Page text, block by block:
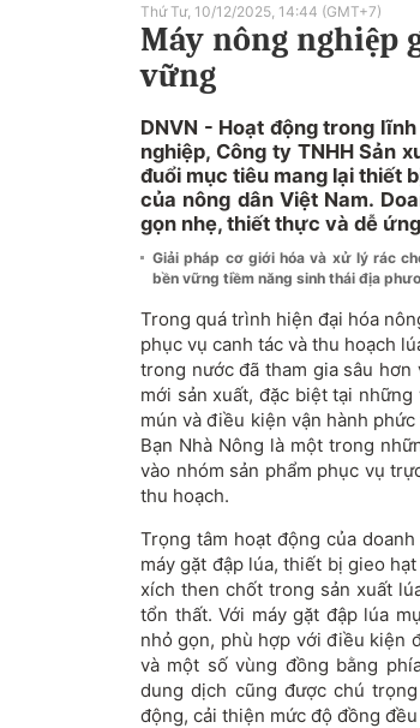
Thứ Tư, 10/12/2025, 14:44 (GMT+7)
Máy nông nghiệp
vững
DNVN - Hoạt động trong
nghiệp, Công ty TNHH Sản
đuổi mục tiêu mang lại thiết
của nông dân Việt Nam.
gọn nhẹ, thiết thực và dễ
Giải pháp cơ giới hóa và xử lý rác
bền vững tiềm năng sinh thái địa
Trong quá trình hiện đại hóa
phục vụ canh tác và thu hoạch
trong nước đã tham gia sâu
mới sản xuất, đặc biệt tại
mún và điều kiện vận hành
Bạn Nhà Nông là một trong
vào nhóm sản phẩm phục vụ
thu hoạch.
Trọng tâm hoạt động của
máy gặt đập lúa, thiết bị gieo
xích then chốt trong sản xuất
tổn thất. Với máy gặt đập lúa
nhỏ gọn, phù hợp với điều kiện
và một số vùng đồng bằng
dung dịch cũng được chú
động, cải thiện mức độ đồng